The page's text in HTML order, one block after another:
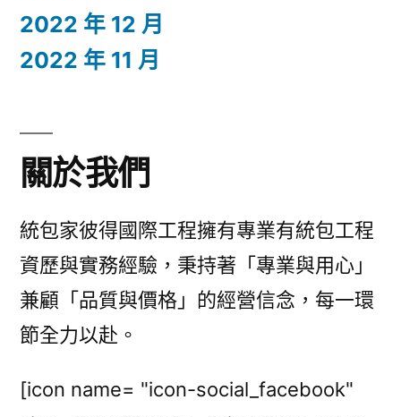
2022 年 12 月
2022 年 11 月
關於我們
統包家彼得國際工程擁有專業有統包工程
資歷與實務經驗，秉持著「專業與用心」
兼顧「品質與價格」的經營信念，每一環
節全力以赴。
[icon name= "icon-social_facebook"